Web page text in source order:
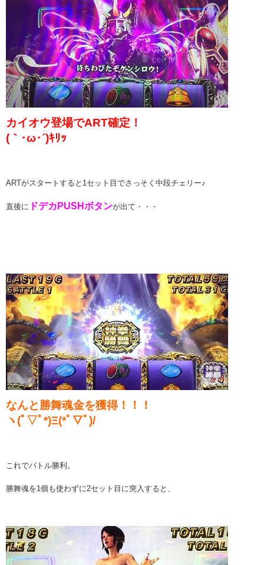
カイオウ登場でART確定！
(｀･ω･´)ｷﾘｯ
ARTがスタートすると1セット目でさっそく中段チェリー♪
直後に ドデカPUSHボタンが出て・・・
なんと勝舞魂金を獲得！！！
ヽ(ﾟ▽ﾟ*)Ξ(*ﾟ▽ﾟ)/
これでバトル勝利。
勝舞魂を1個も使わずに2セット目に突入すると、